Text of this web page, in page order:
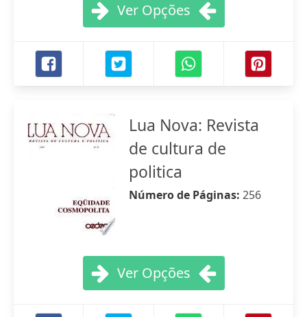
Ver Opções
Lua Nova: Revista
de cultura de
politica
Número de Páginas: 256
Ver Opções